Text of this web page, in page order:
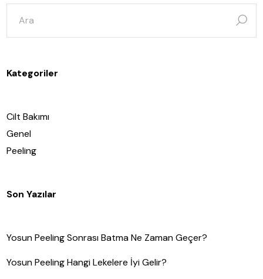
şunun
ara:
Kategoriler
Cilt Bakımı
Genel
Peeling
Son Yazılar
Yosun Peeling Sonrası Batma Ne Zaman Geçer?
Yosun Peeling Hangi Lekelere İyi Gelir?